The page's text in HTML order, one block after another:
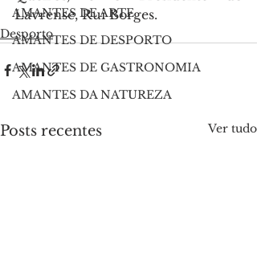
AMANTES DE ARTE
AMANTES DE DESPORTO
AMANTES DE GASTRONOMIA
AMANTES DA NATUREZA
Lavrense, Rui Borges.
Desporto
Posts recentes Ver tudo